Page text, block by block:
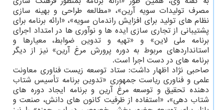
مصرف تولیدات سویه آرین»، «مطالعه طراحی و بهینه سازی
نظام های تولید برای افزایش راندمان سویه»، «ارائه برنامه برای
پشتیبانی از تجاری سازی ایده ها و نوآوری ها در امتداد اجرای
برنامه ملی لاین» و «تهیه و تدوین ضوابط، معیارها و
استانداردهای مربوط به دوره پرورش مرغ آرین» نیز از دیگر
برنامه های در دست اجرا است.
صاحبی نژاد اظهار داشت: ستاد توسعه زیست فناوری معاونت
علمی و فناوری ریاست جمهوری «تدوین برنامه تأسیس شتاب
دهنده تحقیق و توسعه مرغ آرین و برنامه ایجاد دوره های
شتاب دهی»، «استفاده از ظرفیت کانون های دانش، صنعت و